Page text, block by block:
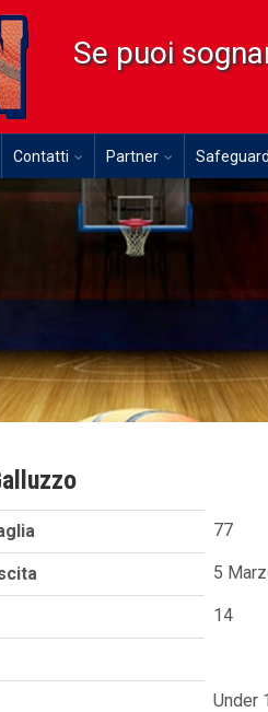
Se puoi
Contatti Partner
77
5
14
Under